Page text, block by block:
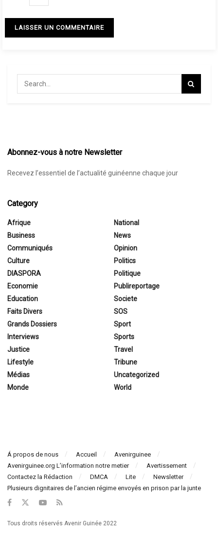
Abonnez-vous à notre Newsletter
Recevez l’essentiel de l’actualité guinéenne chaque jour
Category
Afrique
Business
Communiqués
Culture
DIASPORA
Economie
Education
Faits Divers
Grands Dossiers
Interviews
Justice
Lifestyle
Médias
Monde
National
News
Opinion
Politics
Politique
Publireportage
Societe
SOS
Sport
Sports
Travel
Tribune
Uncategorized
World
Á propos de nous Accueil
Avenirguinee
Avenirguinee.org L’information notre metier
Avertissement
Contactez la Rédaction
DMCA Lite
Newsletter
Plusieurs dignitaires de l’ancien régime envoyés en prison par la junte
Tous droits réservés Avenir Guinée 2022